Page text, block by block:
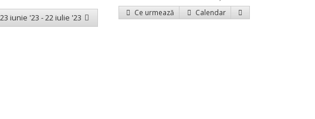
23 iunie '23 - 22 iulie '23 Ce urmează Calendar